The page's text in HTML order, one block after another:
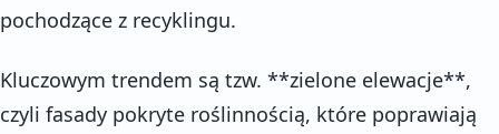
pochodzące z recyklingu.
Kluczowym trendem są tzw. **zielone elewacje**,
czyli fasady pokryte roślinnością, które poprawiają